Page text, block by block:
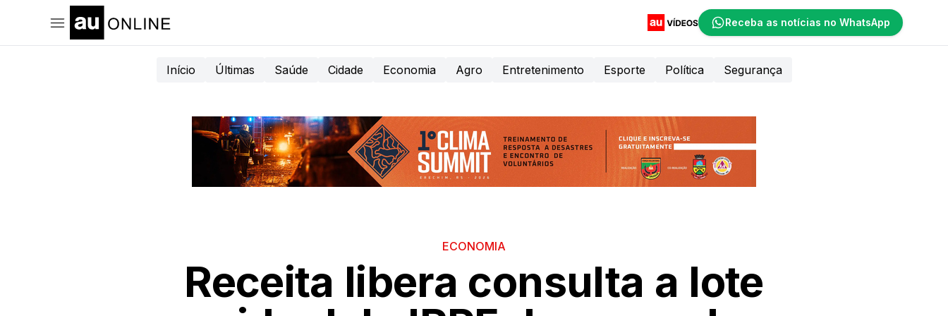
Receba as notícias no WhatsApp
Início Últimas Saúde Cidade Economia Agro Entretenimento Esporte Política Segurança
ECONOMIA
Receita libera consulta a lote